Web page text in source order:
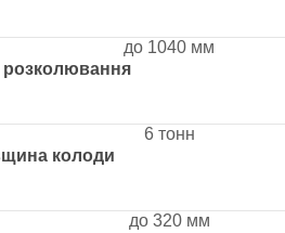
колоди
до 1040 мм
6 тонн
до 320 мм